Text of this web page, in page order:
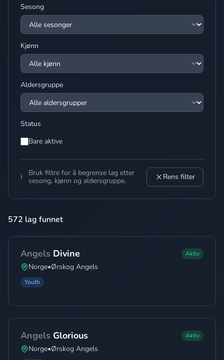
Sesong
Kjønn
Aldersgruppe
Status
Bare aktive
ℹ️
Bruk filtre for å begrense lag etter
sesong, kjønn og aldersgruppe.
Rens filter
572 lag funnet
Angels Divine Aktiv
Norge•Ørskog Angels
Youth
Angels Glorious Aktiv
Norge•Ørskog Angels